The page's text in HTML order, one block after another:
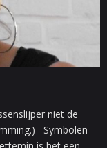
niet de
Symbolen